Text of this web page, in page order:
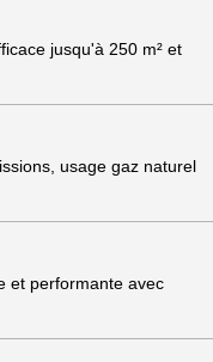
jusqu'à 250 m² et
usage gaz naturel
et performante avec